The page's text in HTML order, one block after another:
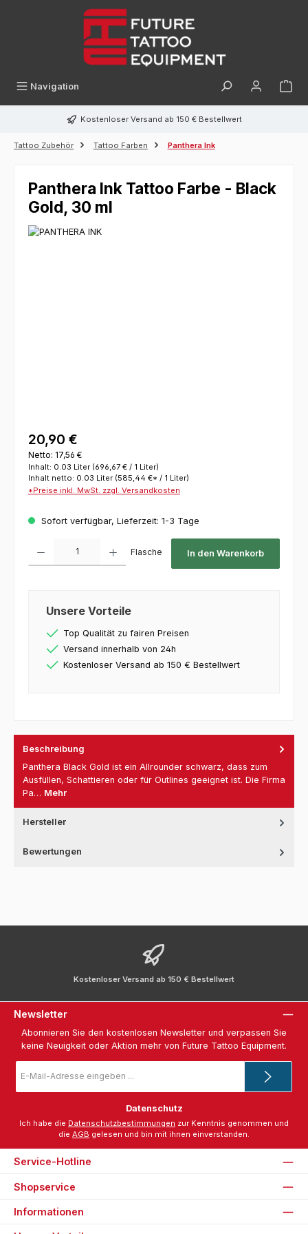
Navigation
Kostenloser Versand ab 150 € Bestellwert
Tattoo Zubehör Tattoo Farben Panthera Ink
Panthera Ink Tattoo Farbe - Black
Gold, 30 ml
20,90 €
Netto: 17,56 €
Inhalt: 0.03 Liter (696,67 € / 1 Liter)
Inhalt netto: 0.03 Liter (585,44 €* / 1 Liter)
*Preise inkl. MwSt. zzgl. Versandkosten
Sofort verfügbar, Lieferzeit: 1-3 Tage
Flasche In den Warenkorb
Unsere Vorteile
Top Qualität zu fairen Preisen
Versand innerhalb von 24h
Kostenloser Versand ab 150 € Bestellwert
Beschreibung
Panthera Black Gold ist ein Allrounder schwarz, dass zum
Ausfüllen, Schattieren oder für Outlines geeignet ist. Die Firma
Pa… Mehr
Hersteller
Bewertungen
Kostenloser Versand ab 150 € Bestellwert
Newsletter
Abonnieren Sie den kostenlosen Newsletter und verpassen Sie
keine Neuigkeit oder Aktion mehr von Future Tattoo Equipment.
Mail-
*
Datenschutz
Ich habe die Datenschutzbestimmungen zur Kenntnis genommen und
die AGB gelesen und bin mit ihnen einverstanden.
Service-Hotline
Shopservice
Informationen